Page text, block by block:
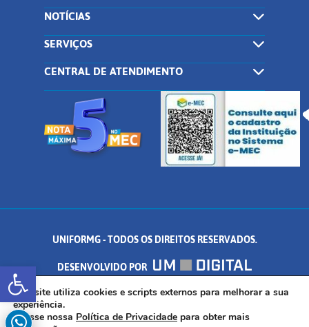
Abrir a barra de ferramentas
NOTÍCIAS
SERVIÇOS
CENTRAL DE ATENDIMENTO
UNIFORMG - TODOS OS DIREITOS RESERVADOS.
DESENVOLVIDO POR
AV. DR. ARNALDO DE SENNA, 328 - PALMEIRAS, FORMIGA/MG - CEP:
35.574.530
Este site utiliza cookies e scripts externos para melhorar a sua
experiência.
Acesse nossa Política de Privacidade para obter mais